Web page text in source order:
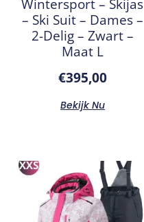
Wintersport – Skijas
– Ski Suit – Dames –
2-Delig – Zwart –
Maat L
€395,00
Bekijk Nu